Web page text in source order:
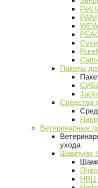
PANI
Пакеты
Средства
Ветеринарные
ухода
Шампуни,
НВЦ